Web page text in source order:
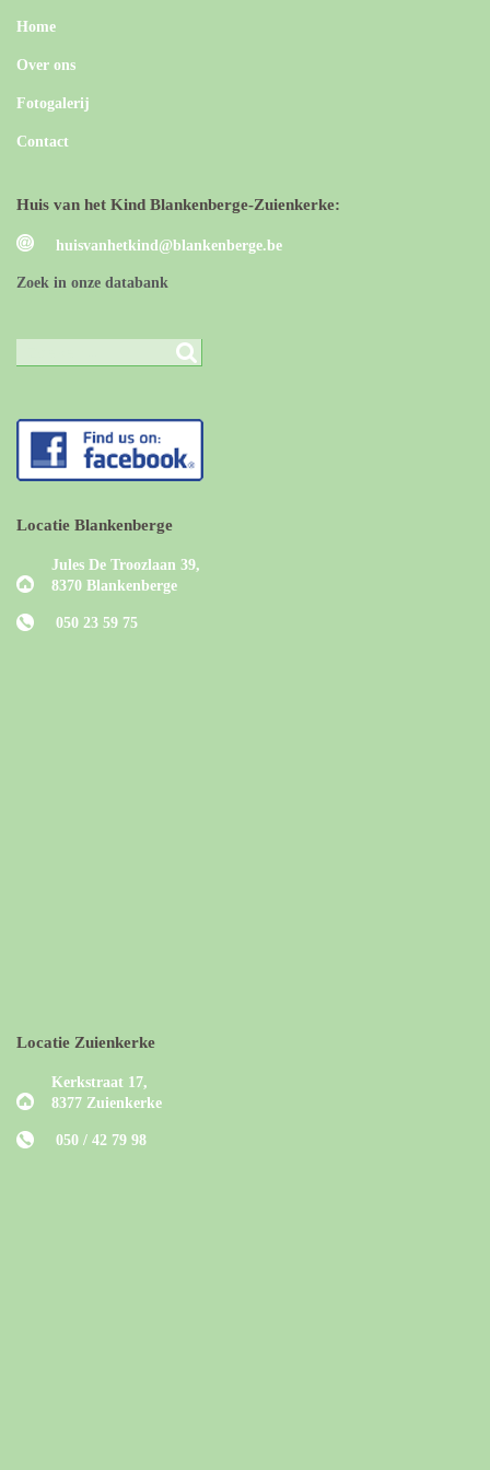
Home
Over ons
Fotogalerij
Contact
Huis van het Kind Blankenberge-Zuienkerke:
huisvanhetkind@blankenberge.be
Zoek in onze databank
Locatie Blankenberge
Jules De Troozlaan 39,
8370 Blankenberge
050 23 59 75
Locatie Zuienkerke
Kerkstraat 17,
8377 Zuienkerke
050 / 42 79 98